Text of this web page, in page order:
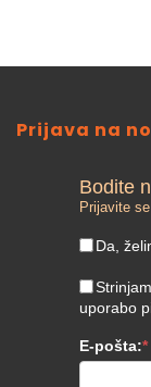
Prijava na
Bodite
Prijavite
Da,
uporabo
E-pošta:*